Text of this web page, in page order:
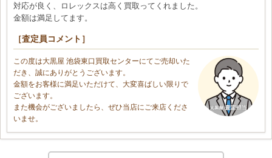
対応が良く、ロレックスは高く買取ってくれました。
金額は満足してます。
［査定員コメント］
この度は大黒屋 池袋東口買取センターにてご売却いた
だき、誠にありがとうございます。
金額をお客様に満足いただけて、大変喜ばしい限りで
ございます。
また機会がございましたら、ぜひ当店にご来店くださ
いませ。